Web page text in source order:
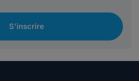
S'inscrire